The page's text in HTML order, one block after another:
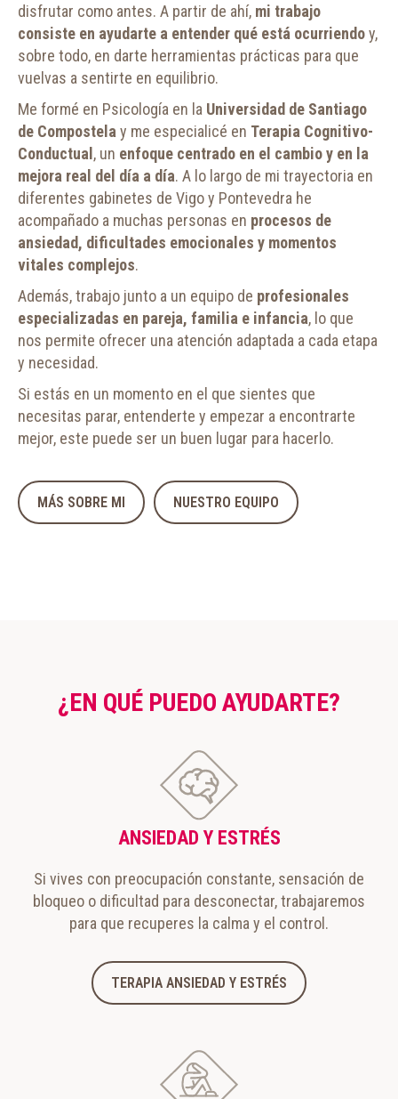
disfrutar como antes. A partir de ahí, mi trabajo
consiste en ayudarte a entender qué está ocurriendoy,
sobre todo, en darte herramientas prácticas para que
vuelvas a sentirte en equilibrio.
Me formé en Psicología en la Universidad de Santiago
de Compostela y me especialicé en Terapia Cognitivo-
Conductual , un enfoque centrado en el cambio y en la
mejora real del día a día. A lo largo de mi trayectoria en
diferentes gabinetes de Vigo y Pontevedra he
acompañado a muchas personas en procesos de
ansiedad, dificultades emocionales y momentos
vitales complejos.
Además, trabajo junto a un equipo de profesionales
especializadas en pareja, familia e infancia, lo que
nos permite ofrecer una atención adaptada a cada etapa
y necesidad.
Si estás en un momento en el que sientes que
necesitas parar, entenderte y empezar a encontrarte
mejor, este puede ser un buen lugar para hacerlo.
MÁS SOBRE MI NUESTRO EQUIPO
¿EN QUÉ PUEDO AYUDARTE?
ANSIEDAD Y ESTRÉS
Si vives con preocupación constante, sensación de
bloqueo o dificultad para desconectar, trabajaremos
para que recuperes la calma y el control.
TERAPIA ANSIEDAD Y ESTRÉS